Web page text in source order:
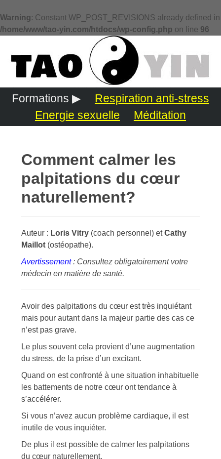
Warning: Constant WP_POST_REVISIONS already defined in
/home/www/tao-yin.com/htdocs/wp-config.php on line 96
Formations ▶
Respiration anti-stress
Energie sexuelle
Méditation
Comment calmer les
palpitations du cœur
naturellement?
Auteur : Loris Vitry (coach personnel) etCathy
Maillot (ostéopathe).
Avertissement: Consultez obligatoirement votre
médecin en matière de santé.
Avoir des palpitations du cœur est très inquiétant
mais pour autant dans la majeur partie des cas ce
n’est pas grave.
Le plus souvent cela provient d’une augmentation
du stress, de la prise d’un excitant.
Quand on est confronté à une situation inhabituelle
les battements de notre cœur ont tendance à
s’accélérer.
Si vous n’avez aucun problème cardiaque, il est
inutile de vous inquiéter.
De plus il est possible de calmer les palpitations
du cœur naturellement.